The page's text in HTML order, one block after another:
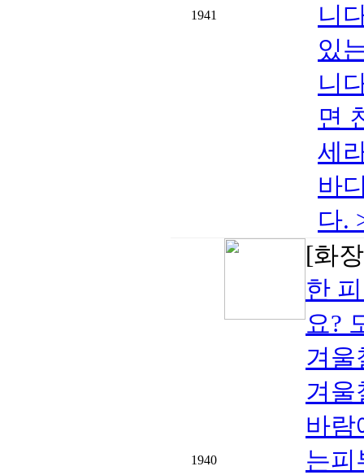
1941
니
있
니
면
세
바
다.
1940
[화
한
요?
겨울
겨울
바람
는피